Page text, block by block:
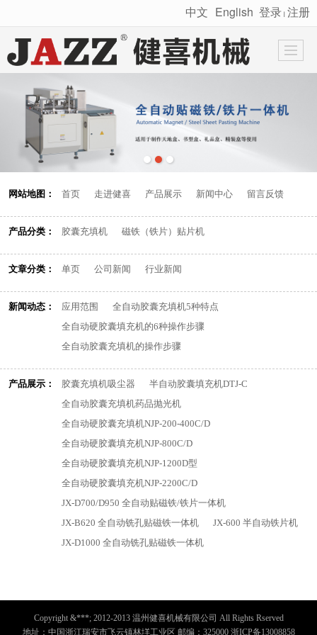
很遗憾，因您的浏览器版本过低导致无法获得最佳浏览体验，推荐下载安装谷歌浏览器！
中文 English 登录 丨 注册
网站地图： 首页 走进健喜 产品展示 新闻中心 留言反馈
产品分类： 胶囊充填机 磁铁（铁片）贴片机
文章分类： 单页 公司新闻 行业新闻
新闻动态： 应用范围
全自动胶囊充填机5种特点
全自动硬胶囊填充机的6种操作步骤
全自动胶囊充填机的操作步骤
产品展示： 胶囊充填机吸尘器
半自动胶囊填充机DTJ-C
全自动胶囊充填机药品抛光机
全自动硬胶囊充填机NJP-200-400C/D
全自动硬胶囊填充机NJP-800C/D
全自动硬胶囊填充机NJP-1200D型
全自动硬胶囊填充机NJP-2200C/D
JX-D700/D950 全自动贴磁铁/铁片一体机
JX-B620 全自动铣孔贴磁铁一体机
JX-600 半自动铁片机
JX-D1000 全自动铣孔贴磁铁一体机
Copyright &***; 2012-2013 温州健喜机械有限公司 All Rights Rserved
地址：中国浙江瑞安市飞云镇林垟工业区 邮编：325000 浙ICP备13008858